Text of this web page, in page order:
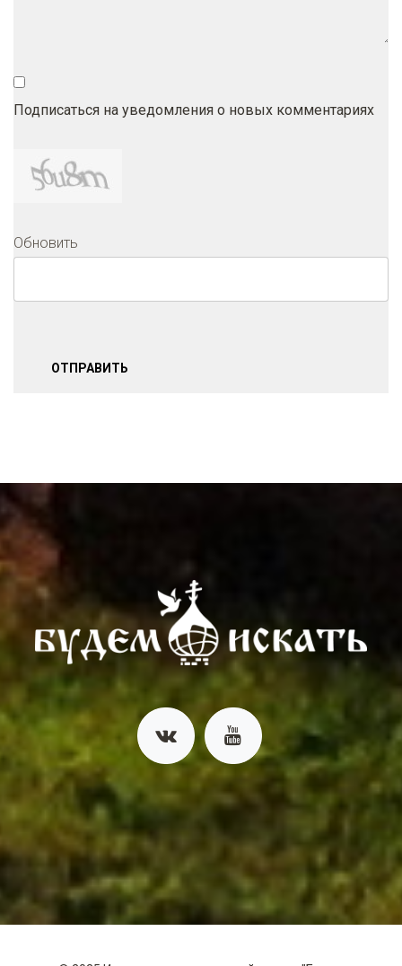
Подписаться на уведомления о новых комментариях
Обновить
ОТПРАВИТЬ